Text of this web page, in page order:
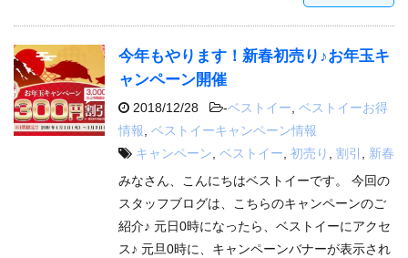
今年もやります！新春初売り♪お年玉キ
ャンペーン開催
2018/12/28 -ベストイー, ベストイーお得
情報, ベストイーキャンペーン情報
キャンペーン, ベストイー, 初売り , 割引 , 新春
みなさん、こんにちはベストイーです。 今回の
スタッフブログは、こちらのキャンペーンのご
紹介♪ 元日0時になったら、ベストイーにアクセ
ス♪ 元旦0時に、キャンペーンバナーが表示され